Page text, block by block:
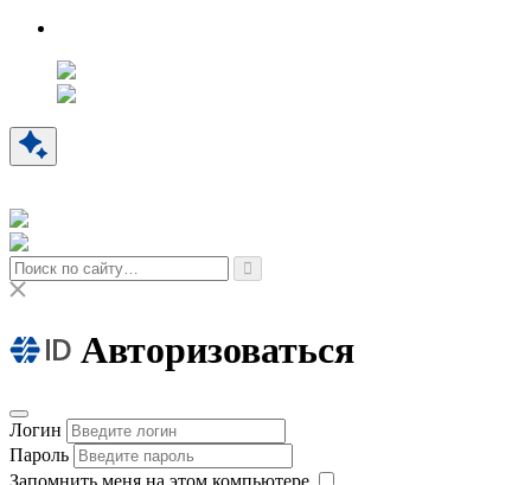
Авторизоваться
Логин
Пароль